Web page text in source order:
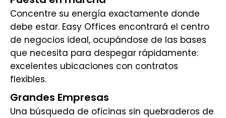
Concentre su energía exactamente donde
debe estar. Easy Offices encontrará el centro
de negocios ideal, ocupándose de las bases
que necesita para despegar rápidamente:
excelentes ubicaciones con contratos
flexibles.
Grandes Empresas
Una búsqueda de oficinas sin quebraderos de